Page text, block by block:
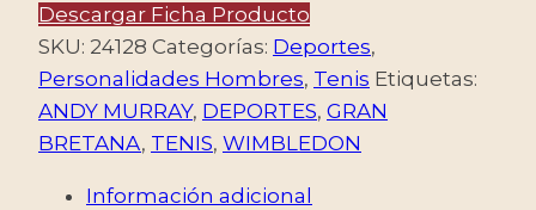
BRETAÑA/SELLOS,
2013
-
DEPORTES
-
Descargar Ficha Producto
SKU: 24128 Categorías: Deportes,
Personalidades Hombres, Tenis Etiquetas:
ANDY MURRAY, DEPORTES, GRAN
BRETANA, TENIS, WIMBLEDON
Información adicional